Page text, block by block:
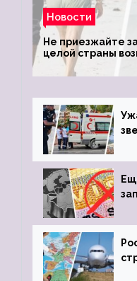
Новости
Не приезжайте
целой страны
туристки
обзавестись